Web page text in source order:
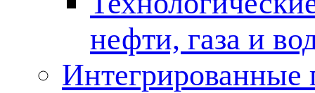
нефти, газа и